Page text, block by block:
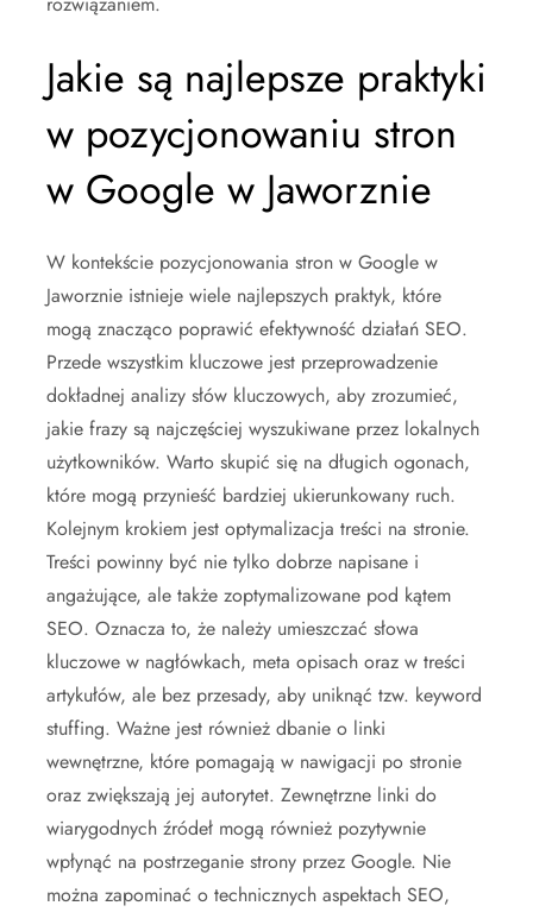
Jakie są najlepsze praktyki
w pozycjonowaniu stron
w Google w Jaworznie
W kontekście pozycjonowania stron w Google w
Jaworznie istnieje wiele najlepszych praktyk, które
mogą znacząco poprawić efektywność działań SEO.
Przede wszystkim kluczowe jest przeprowadzenie
dokładnej analizy słów kluczowych, aby zrozumieć,
jakie frazy są najczęściej wyszukiwane przez lokalnych
użytkowników. Warto skupić się na długich ogonach,
które mogą przynieść bardziej ukierunkowany ruch.
Kolejnym krokiem jest optymalizacja treści na stronie.
Treści powinny być nie tylko dobrze napisane i
angażujące, ale także zoptymalizowane pod kątem
SEO. Oznacza to, że należy umieszczać słowa
kluczowe w nagłówkach, meta opisach oraz w treści
artykułów, ale bez przesady, aby uniknąć tzw. keyword
stuffing. Ważne jest również dbanie o linki
wewnętrzne, które pomagają w nawigacji po stronie
oraz zwiększają jej autorytet. Zewnętrzne linki do
wiarygodnych źródeł mogą również pozytywnie
wpłynąć na postrzeganie strony przez Google. Nie
można zapominać o technicznych aspektach SEO,